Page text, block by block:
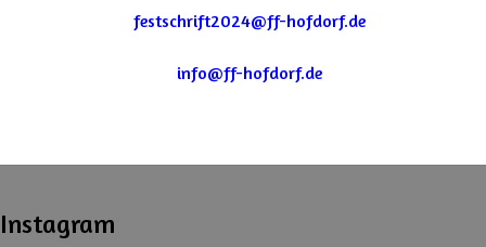
festschrift2024@ff-hofdorf.de
info@ff-hofdorf.de
Instagram